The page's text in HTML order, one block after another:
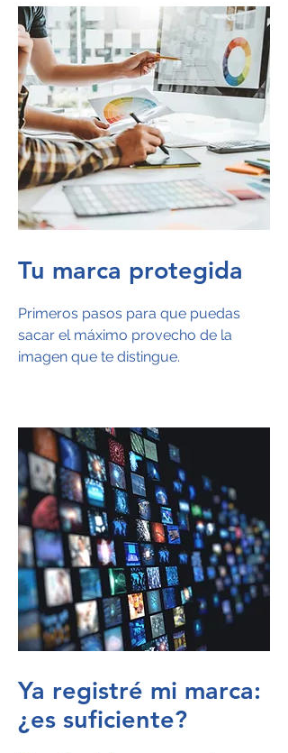
Tu marca protegida
Primeros pasos para que puedas
sacar el máximo provecho de la
imagen que te distingue.
Ya registré mi marca:
¿es suficiente?